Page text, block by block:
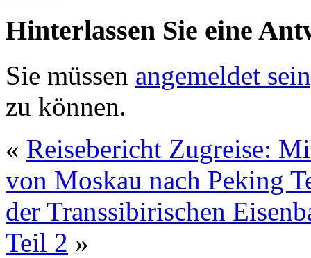
Hinterlassen Sie eine
Sie müssen angemeldet
zu können.
« Reisebericht Zugreise:
von Moskau nach Peking
der Transsibirischen
Teil 2 »